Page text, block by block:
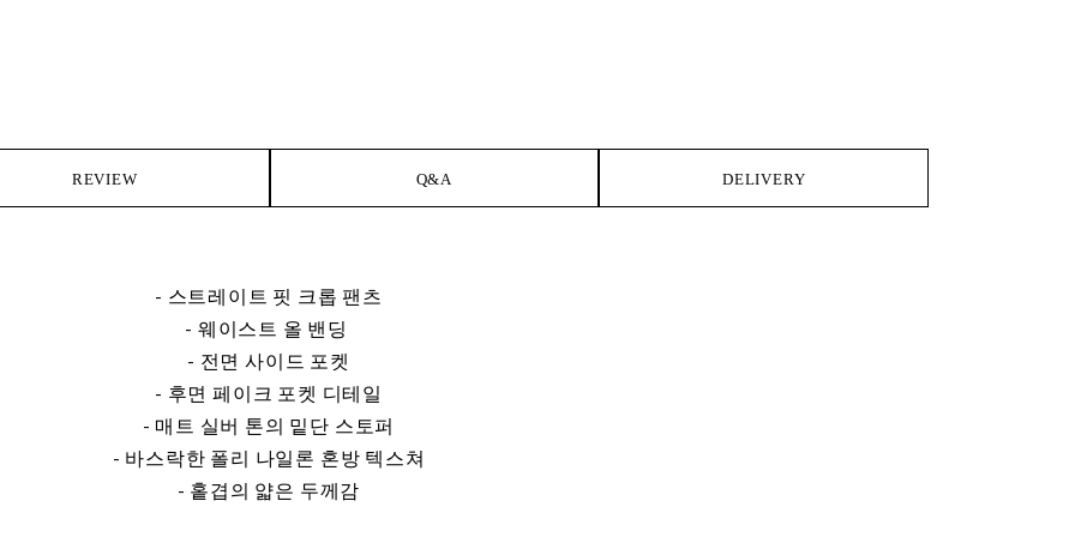
REVIEW Q&A DELIVERY
- 스트레이트 핏 크롭 팬츠
- 웨이스트 올 밴딩
- 전면 사이드 포켓
- 후면 페이크 포켓 디테일
- 매트 실버 톤의 밑단 스토퍼
- 바스락한 폴리 나일론 혼방 텍스쳐
- 홑겹의 얇은 두께감